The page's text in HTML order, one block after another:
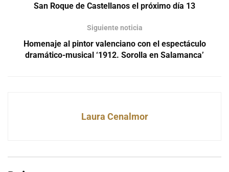
San Roque de Castellanos el próximo día 13
Siguiente noticia
Homenaje al pintor valenciano con el espectáculo
dramático-musical ‘1912. Sorolla en Salamanca’
Laura Cenalmor